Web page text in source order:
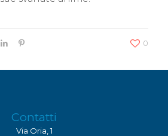
0
Contatti
Via Oria, 1